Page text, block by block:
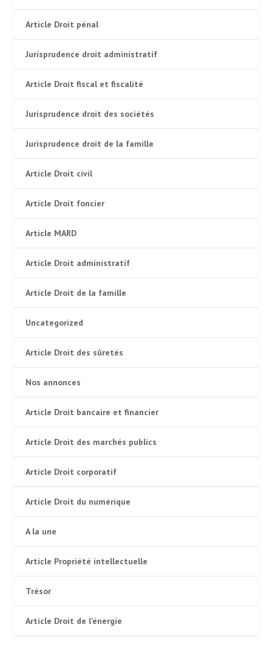
Article Droit pénal
Jurisprudence droit administratif
Article Droit fiscal et fiscalité
Jurisprudence droit des sociétés
Jurisprudence droit de la famille
Article Droit civil
Article Droit foncier
Article MARD
Article Droit administratif
Article Droit de la famille
Uncategorized
Article Droit des sûretés
Nos annonces
Article Droit bancaire et financier
Article Droit des marchés publics
Article Droit corporatif
Article Droit du numérique
A la une
Article Propriété intellectuelle
Trésor
Article Droit de l’énergie